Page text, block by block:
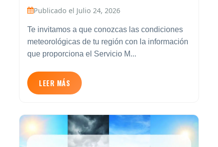
Publicado el Julio 24, 2026
Te invitamos a que conozcas las condiciones
meteorológicas de tu región con la información
que proporciona el Servicio M...
LEER MÁS